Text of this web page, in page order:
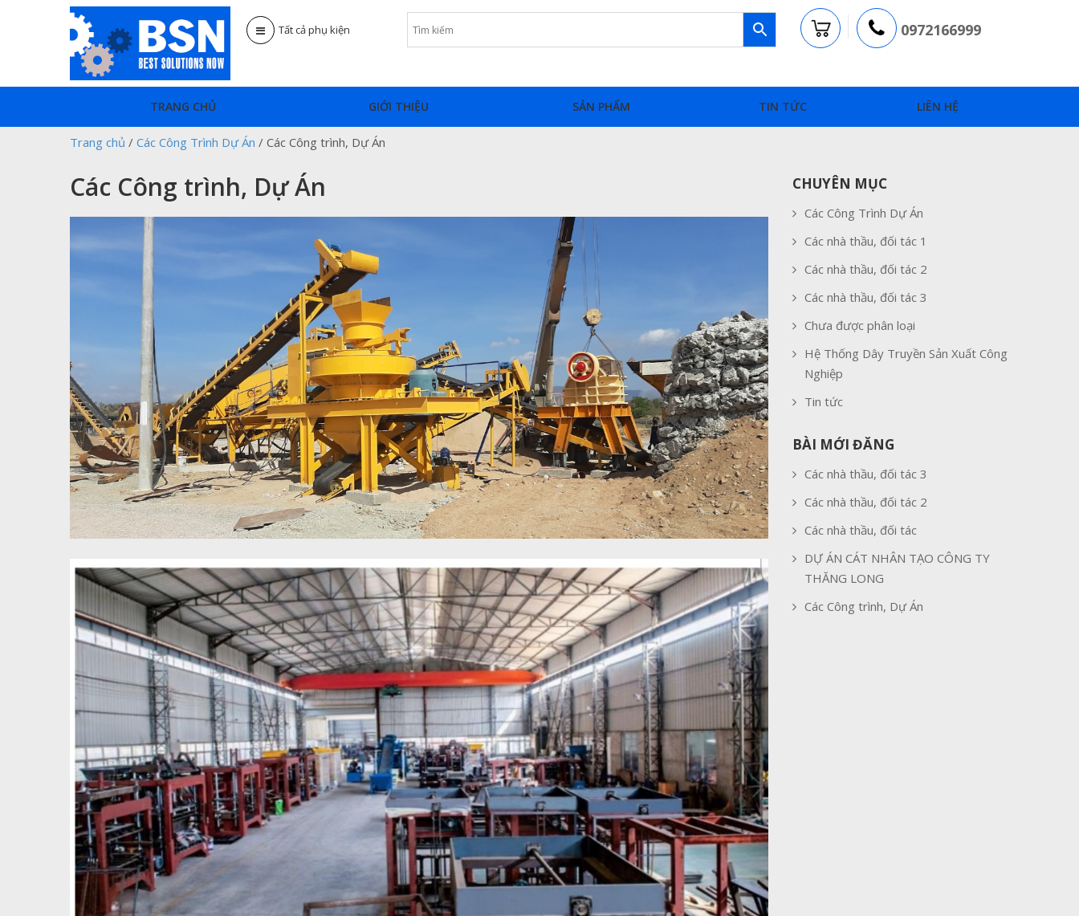
Tất cả phụ kiện 0972166999
TRANG CHỦ GIỚI THIỆU SẢN PHẨM TIN TỨC LIÊN HỆ
Trang chủ / Các Công Trình Dự Án / Các Công trình, Dự Án
Các Công trình, Dự Án CHUYÊN MỤC
Các Công Trình Dự Án
Các nhà thầu, đối tác 1
Các nhà thầu, đối tác 2
Các nhà thầu, đối tác 3
Chưa được phân loại
Hệ Thống Dây Truyền Sản Xuất Công
Nghiệp
Tin tức
BÀI MỚI ĐĂNG
Các nhà thầu, đối tác 3
Các nhà thầu, đối tác 2
Các nhà thầu, đối tác
DỰ ÁN CÁT NHÂN TẠO CÔNG TY
THĂNG LONG
Các Công trình, Dự Án